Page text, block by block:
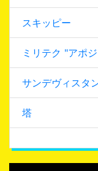
スキッピー
ミリテク "アポ
サンデヴィスタ
塔